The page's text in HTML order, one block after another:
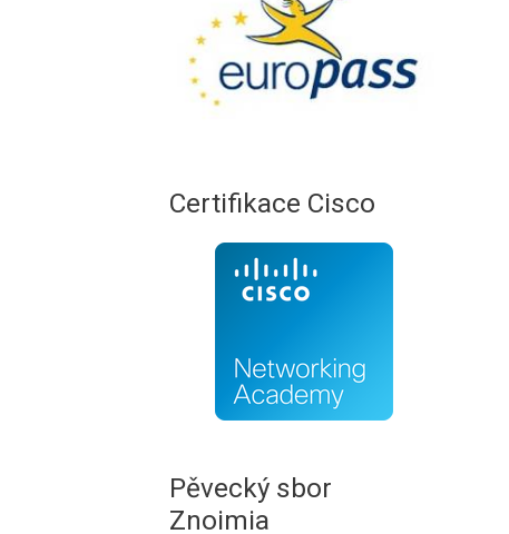
Certifikace Cisco
Pěvecký sbor
Znoimia